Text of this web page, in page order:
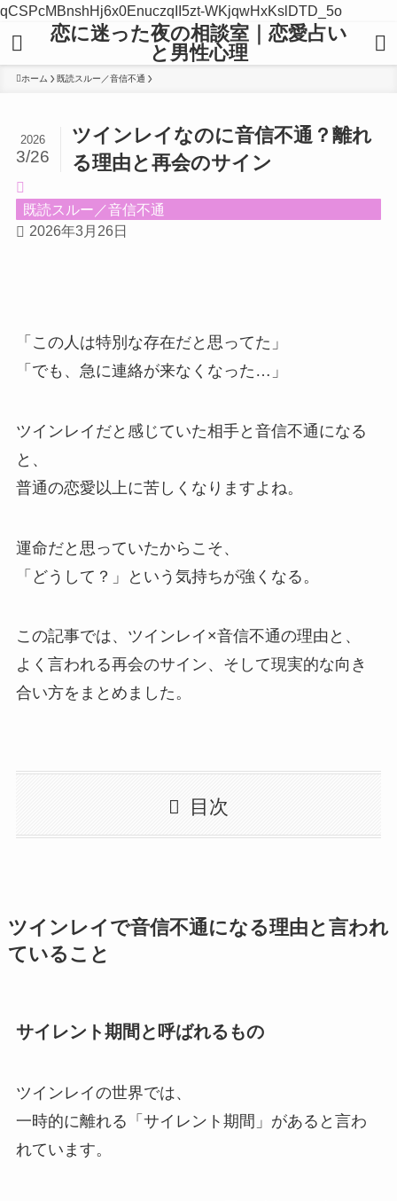
qCSPcMBnshHj6x0EnuczqII5zt-WKjqwHxKslDTD_5o
恋に迷った夜の相談室｜恋愛占い
と男性心理
ホーム 既読スルー／音信不通
ツインレイなのに音信不通？離れ
る理由と再会のサイン
2026
3/26
既読スルー／音信不通
2026年3月26日
「この人は特別な存在だと思ってた」
「でも、急に連絡が来なくなった…」
ツインレイだと感じていた相手と音信不通になる
と、
普通の恋愛以上に苦しくなりますよね。
運命だと思っていたからこそ、
「どうして？」という気持ちが強くなる。
この記事では、ツインレイ×音信不通の理由と、
よく言われる再会のサイン、そして現実的な向き
合い方をまとめました。
目次
ツインレイで音信不通になる理由と言われ
ていること
サイレント期間と呼ばれるもの
ツインレイの世界では、
一時的に離れる「サイレント期間」があると言わ
れています。